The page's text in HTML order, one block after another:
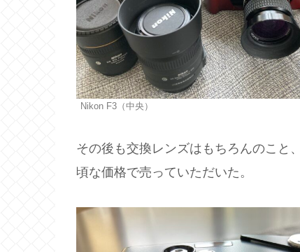
Nikon F3（中央）
その後も交換レンズはもちろんのこと
頃な価格で売っていただいた。